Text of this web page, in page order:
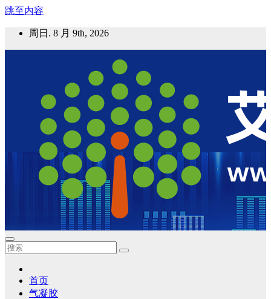
跳至内容
周日. 8 月 9th, 2026
艾邦气凝胶论坛
气凝胶材料及应用，产业链动态；气凝胶在新能源如锂电、储
首页
气凝胶